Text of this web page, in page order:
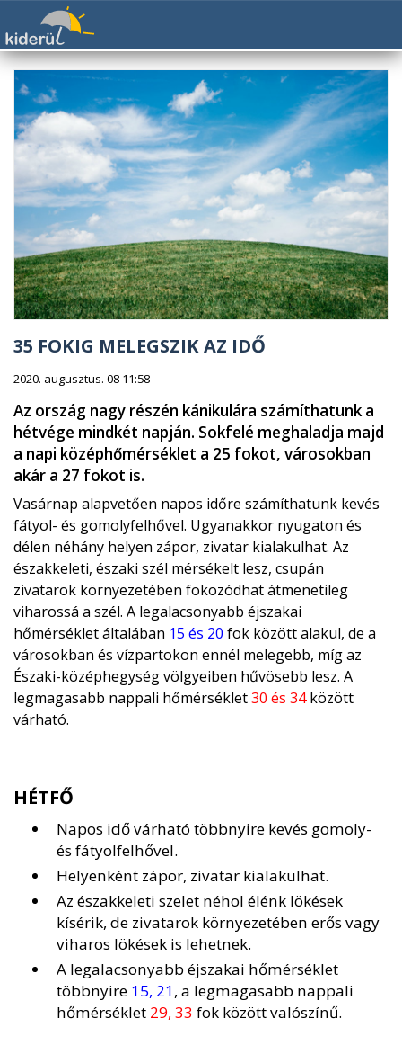
35 FOKIG MELEGSZIK AZ IDŐ
2020. augusztus. 08 11:58
Az ország nagy részén kánikulára számíthatunk a
hétvége mindkét napján. Sokfelé meghaladja majd
a napi középhőmérséklet a 25 fokot, városokban
akár a 27 fokot is.
Vasárnap alapvetően napos időre számíthatunk kevés
fátyol- és gomolyfelhővel. Ugyanakkor nyugaton és
délen néhány helyen zápor, zivatar kialakulhat. Az
északkeleti, északi szél mérsékelt lesz, csupán
zivatarok környezetében fokozódhat átmenetileg
viharossá a szél. A legalacsonyabb éjszakai
hőmérséklet általában 15 és 20 fok között alakul, de a
városokban és vízpartokon ennél melegebb, míg az
Északi-középhegység völgyeiben hűvösebb lesz. A
legmagasabb nappali hőmérséklet30 és 34között
várható.
HÉTFŐ
Napos idő várható többnyire kevés gomoly-
és fátyolfelhővel.
Helyenként zápor, zivatar kialakulhat.
Az északkeleti szelet néhol élénk lökések
kísérik, de zivatarok környezetében erős vagy
viharos lökések is lehetnek.
A legalacsonyabb éjszakai hőmérséklet
többnyire 15, 21, a legmagasabb nappali
hőmérséklet 29, 33 fok között valószínű.